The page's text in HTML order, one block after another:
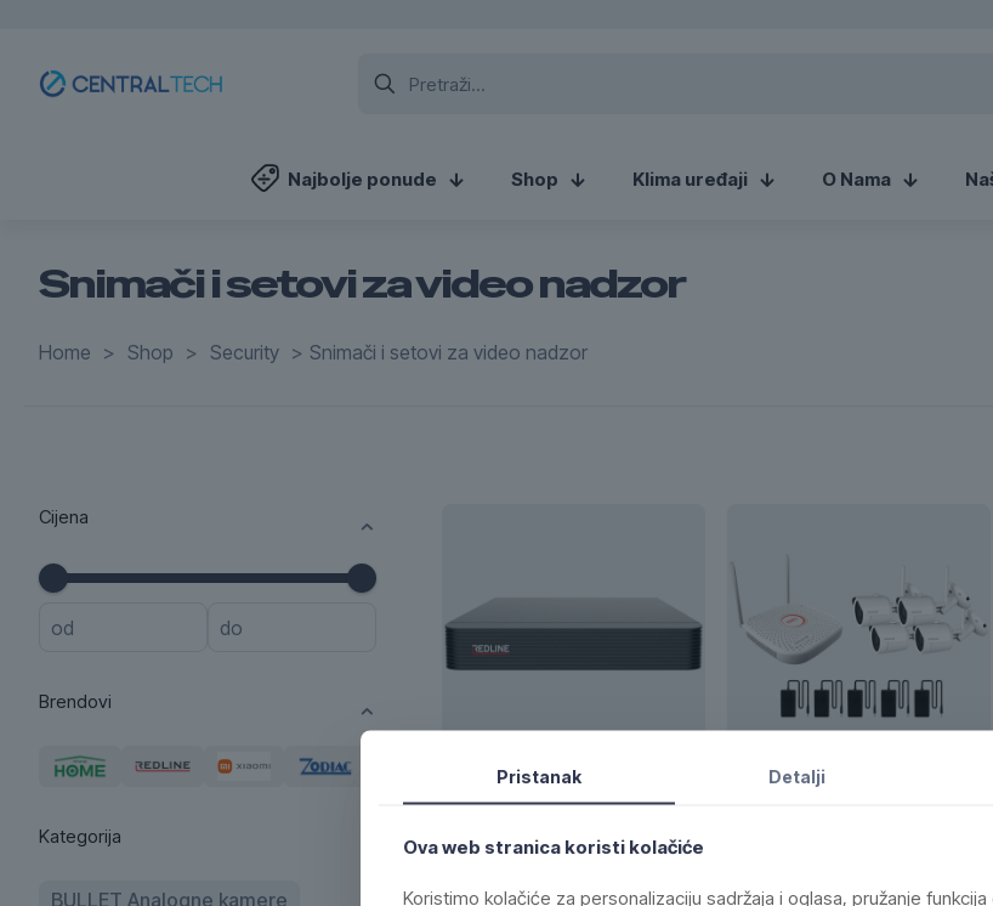
Najbolje ponude Shop Klima uređaji O Nama
Snimači i setovi za video nadzor
Home > Shop > Security > Snimači i setovi za video nadzor
Cijena
Brendovi
Kategorija
BULLET Analogne kamere
NVR IP snimač 4 kanala
187,00KM
Pristanak Detalji
Ova web stranica koristi kolačiće
Koristimo kolačiće za personalizaciju sadržaja i oglasa, pružanje